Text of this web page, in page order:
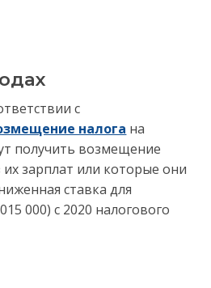
с
налога на
получить возмещение
зарплат или которые они
ставка для
000) с 2020 налогового